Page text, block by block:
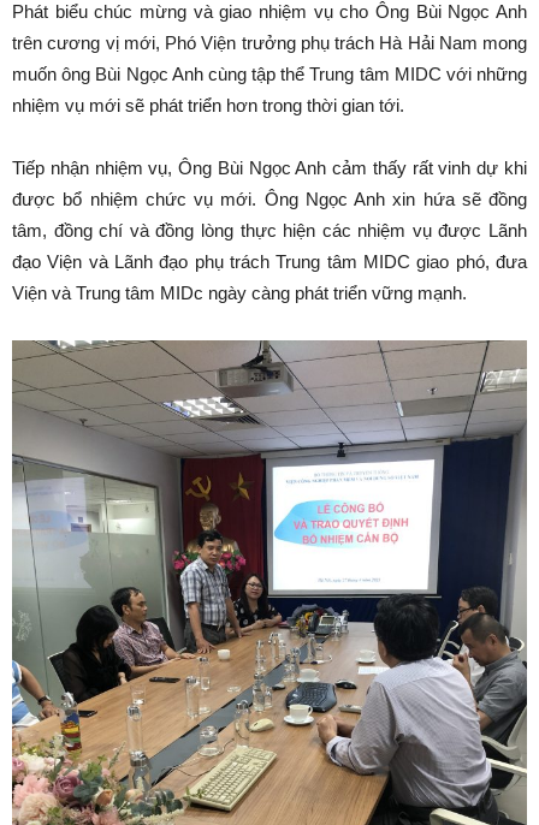
Phát biểu chúc mừng và giao nhiệm vụ cho Ông Bùi Ngọc Anh
trên cương vị mới, Phó Viện trưởng phụ trách Hà Hải Nam mong
muốn ông Bùi Ngọc Anh cùng tập thể Trung tâm MIDC với những
nhiệm vụ mới sẽ phát triển hơn trong thời gian tới.
Tiếp nhận nhiệm vụ, Ông Bùi Ngọc Anh cảm thấy rất vinh dự khi
được bổ nhiệm chức vụ mới. Ông Ngọc Anh xin hứa sẽ đồng
tâm, đồng chí và đồng lòng thực hiện các nhiệm vụ được Lãnh
đạo Viện và Lãnh đạo phụ trách Trung tâm MIDC giao phó, đưa
Viện và Trung tâm MIDc ngày càng phát triển vững mạnh.